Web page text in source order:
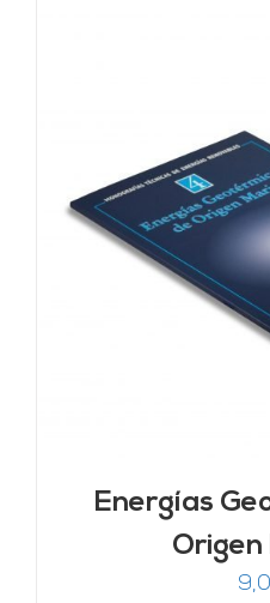
Energías
Origen